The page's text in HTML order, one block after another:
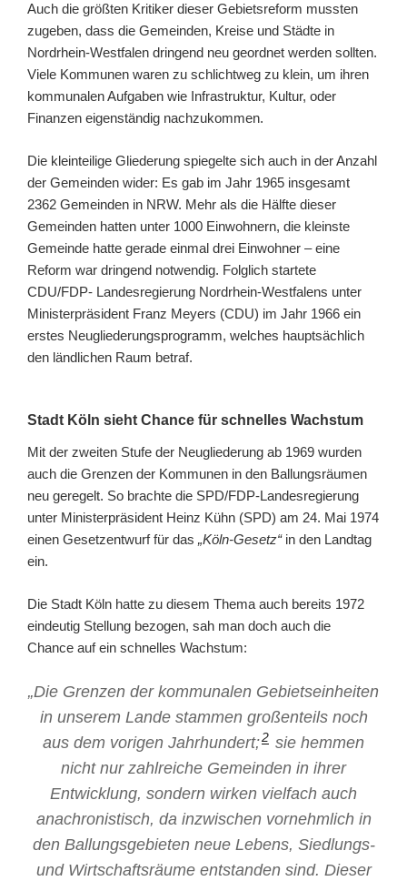
Auch die größten Kritiker dieser Gebietsreform mussten
zugeben, dass die Gemeinden, Kreise und Städte in
Nordrhein-Westfalen dringend neu geordnet werden sollten.
Viele Kommunen waren zu schlichtweg zu klein, um ihren
kommunalen Aufgaben wie Infrastruktur, Kultur, oder
Finanzen eigenständig nachzukommen.
Die kleinteilige Gliederung spiegelte sich auch in der Anzahl
der Gemeinden wider: Es gab im Jahr 1965 insgesamt
2362 Gemeinden in NRW. Mehr als die Hälfte dieser
Gemeinden hatten unter 1000 Einwohnern, die kleinste
Gemeinde hatte gerade einmal drei Einwohner – eine
Reform war dringend notwendig. Folglich startete
CDU/FDP- Landesregierung Nordrhein-Westfalens unter
Ministerpräsident Franz Meyers (CDU) im Jahr 1966 ein
erstes Neugliederungsprogramm, welches hauptsächlich
den ländlichen Raum betraf.
Stadt Köln sieht Chance für schnelles Wachstum
Mit der zweiten Stufe der Neugliederung ab 1969 wurden
auch die Grenzen der Kommunen in den Ballungsräumen
neu geregelt. So brachte die SPD/FDP-Landesregierung
unter Ministerpräsident Heinz Kühn (SPD) am 24. Mai 1974
einen Gesetzentwurf für das „Köln-Gesetz“in den Landtag
ein.
Die Stadt Köln hatte zu diesem Thema auch bereits 1972
eindeutig Stellung bezogen, sah man doch auch die
Chance auf ein schnelles Wachstum:
„Die Grenzen der kommunalen Gebietseinheiten
in unserem Lande stammen großenteils noch
aus dem vorigen Jahrhundert;2 sie hemmen
nicht nur zahlreiche Gemeinden in ihrer
Entwicklung, sondern wirken vielfach auch
anachronistisch, da inzwischen vornehmlich in
den Ballungsgebieten neue Lebens, Siedlungs-
und Wirtschaftsräume entstanden sind. Dieser